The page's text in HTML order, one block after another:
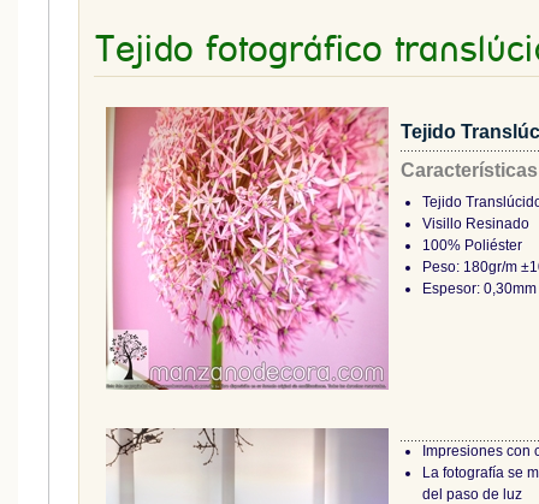
Tejido fotográfico
Tejido
Tejido
Visillo Resinado
100% Poliéster
Peso: 180gr/m
Espesor: 0,30mm
Impresiones con
La fotografía se
del paso de luz